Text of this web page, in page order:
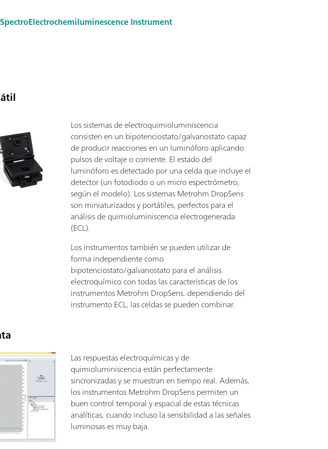
Instrument
Los sistemas de electroquimioluminiscencia
consisten en un bipotenciostato/galvanostato capaz
de producir reacciones en un luminóforo aplicando
pulsos de voltaje o corriente. El estado del
luminóforo es detectado por una celda que incluye el
detector (un fotodiodo o un micro espectrómetro,
según el modelo). Los sistemas Metrohm DropSens
son miniaturizados y portátiles, perfectos para el
análisis de quimioluminiscencia electrogenerada
(ECL).
Los instrumentos también se pueden utilizar de
forma independiente como
bipotenciostato/galvanostato para el análisis
electroquímico con todas las características de los
instrumentos Metrohm DropSens. dependiendo del
instrumento ECL, las celdas se pueden combinar.
Las respuestas electroquímicas y de
quimioluminiscencia están perfectamente
sincronizadas y se muestran en tiempo real. Además,
los instrumentos Metrohm DropSens permiten un
buen control temporal y espacial de estas técnicas
analíticas, cuando incluso la sensibilidad a las señales
luminosas es muy baja.